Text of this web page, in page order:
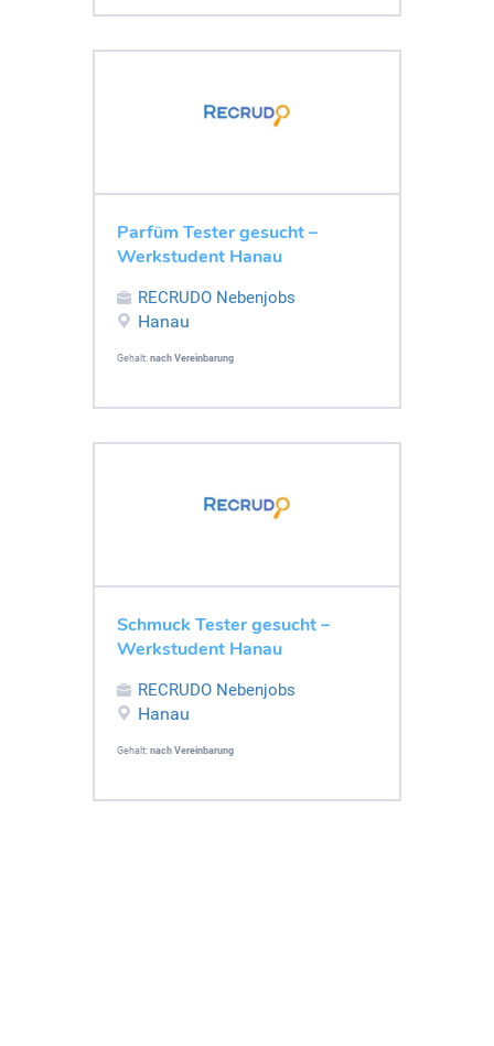
Parfüm Tester gesucht –
Werkstudent Hanau
RECRUDO Nebenjobs
Hanau
Gehalt: nach Vereinbarung
Schmuck Tester gesucht –
Werkstudent Hanau
RECRUDO Nebenjobs
Hanau
Gehalt: nach Vereinbarung